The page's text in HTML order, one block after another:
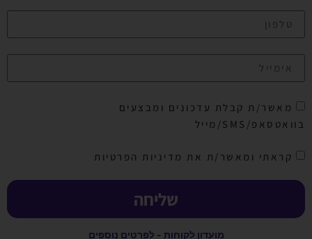
מאשר/ת קבלת עדכונים ומבצעים
בוואטסאפ/SMS/מייל
קראתי ומאשר/ת את מדיניות הפרטיות
שליחה
מועדון לקוחות - לפרטים נוספים